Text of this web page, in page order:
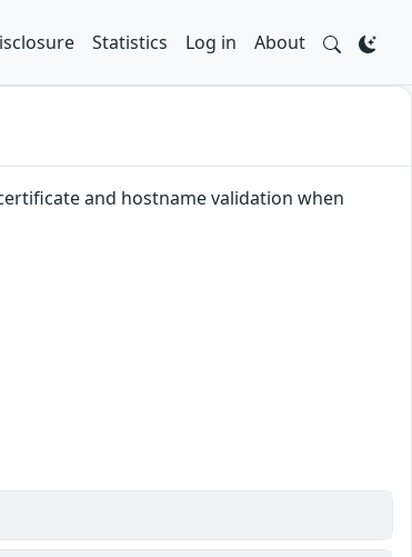
Statistics Log in About
and hostname validation when